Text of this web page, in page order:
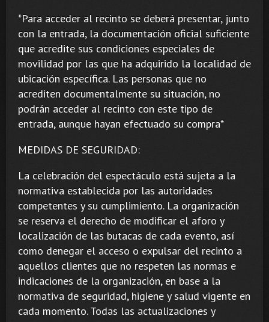
*Para acceder al recinto se deberá presentar, junto
con la entrada, la documentación oficial suficiente
que acredite sus condiciones especiales de
movilidad por las que ha adquirido la localidad de
ubicación específica. Las personas que no
acrediten documentalmente su situación, no
podrán acceder al recinto con este tipo de
entrada, aunque hayan efectuado su compra*
MEDIDAS DE SEGURIDAD:
La celebración del espectáculo está sujeta a la
normativa establecida por las autoridades
competentes y su cumplimiento. La organización
se reserva el derecho de modificar el aforo y
localización de las butacas de cada evento, así
como denegar el acceso o expulsar del recinto a
aquellos clientes que no respeten las normas e
indicaciones de la organización, en base a la
normativa de seguridad, higiene y salud vigente en
cada momento. Todas las actualizaciones y